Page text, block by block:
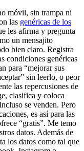
móvil, sin trampa ni
las genéricas de los
les afirma y pregunta
un mensajito
bien claro. Registra
condiciones genéricas
para “mejorar sus
sin leerlo, o peor
las repercusiones de
clasifica y coloca
se venden. Pero
es así para las
“gratis”. Me temo
datos. Además de
los datos como tal que